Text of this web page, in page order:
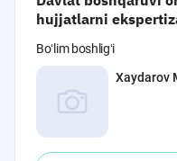
hujjatlarni
Boʻlim boshligʻi
Xaydarov